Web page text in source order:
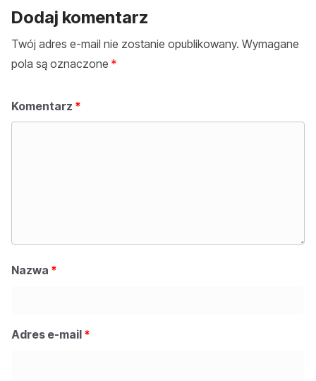
Dodaj komentarz
Twój adres e-mail nie zostanie opublikowany. Wymagane
pola są oznaczone *
Komentarz *
Nazwa *
Adres e-mail *